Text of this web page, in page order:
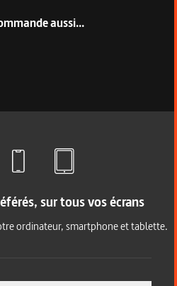
aussi...
sur tous vos écrans
ordinateur, smartphone et tablette.